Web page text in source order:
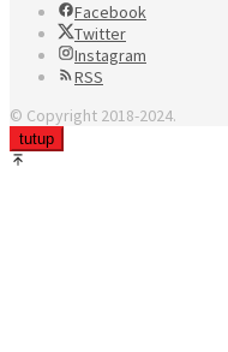
Facebook
Twitter
Instagram
RSS
© Copyright 2018-2024.
tutup